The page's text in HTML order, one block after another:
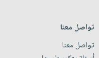
تواصل معنا
تواصل معنا